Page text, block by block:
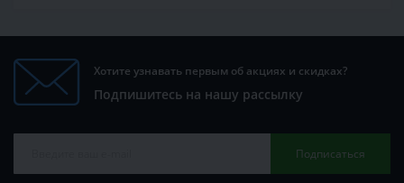
Хотите узнавать первым об акциях и скидках?
Подпишитесь на нашу рассылку
Подписаться